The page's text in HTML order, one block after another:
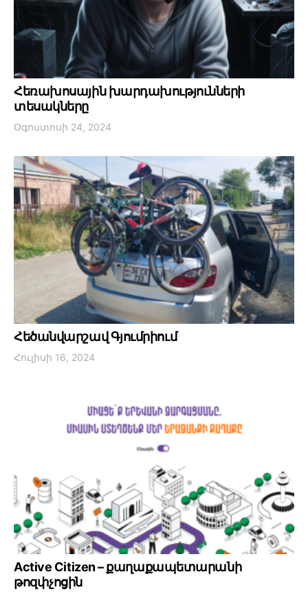
Հեռախոսային խարդախությունների
տեսակները
Օգոստոսի 24, 2024
Հեծանվարշավ Գյումրիում
Հուլիսի 16, 2024
Active Citizen – քաղաքապետարանի
թոզփչոցին